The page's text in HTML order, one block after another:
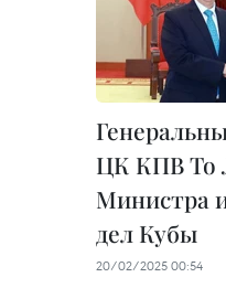
ЦК КПВ То
Министра
дел Кубы
20/02/2025 00:54